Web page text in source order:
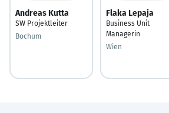
Andreas Kutta
SW Projektleiter
Bochum
Flaka Lepaja
Business Unit
Managerin
Wien